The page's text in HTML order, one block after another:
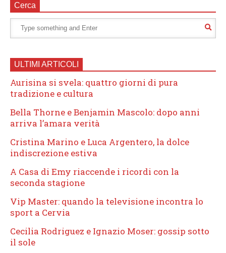
Cerca
ULTIMI ARTICOLI
Aurisina si svela: quattro giorni di pura
tradizione e cultura
Bella Thorne e Benjamin Mascolo: dopo anni
arriva l’amara verità
Cristina Marino e Luca Argentero, la dolce
indiscrezione estiva
A Casa di Emy riaccende i ricordi con la
seconda stagione
Vip Master: quando la televisione incontra lo
sport a Cervia
Cecilia Rodriguez e Ignazio Moser: gossip sotto
il sole